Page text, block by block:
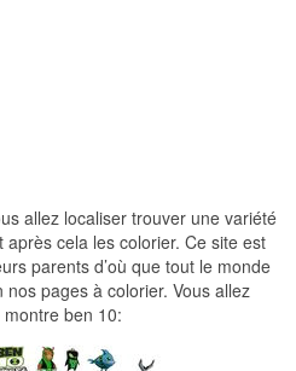
allez localiser trouver une variété
cela les colorier. Ce site est
parents d’où que tout le monde
pages à colorier. Vous allez
ben 10: